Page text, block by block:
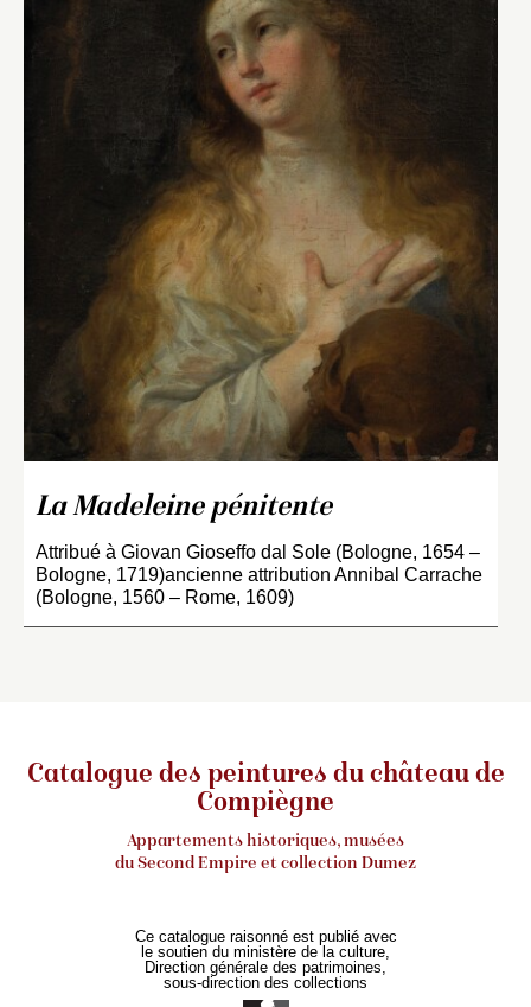
La Madeleine pénitente
Attribué à Giovan Gioseffo dal Sole (Bologne, 1654 –
Bologne, 1719)ancienne attribution Annibal Carrache
(Bologne, 1560 – Rome, 1609)
Catalogue des peintures du château de
Compiègne
Appartements historiques, musées
du Second Empire et collection Dumez
Ce catalogue raisonné est publié avec
le soutien du ministère de la culture,
Direction générale des patrimoines,
sous-direction des collections